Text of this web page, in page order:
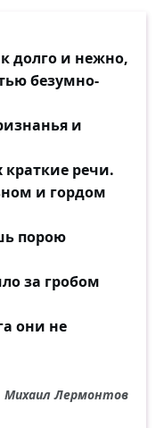
не ты.
завтра,
так внезапно,
поздно,
мягче,
долго и нежно,
безумно-
и
речи.
и гордом
порою
за гробом
они не
Михаил Лермонтов